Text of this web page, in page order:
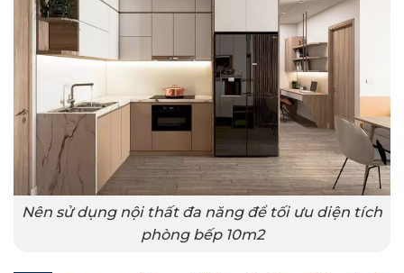
Nên sử dụng nội thất đa năng để tối ưu diện tích
phòng bếp 10m2